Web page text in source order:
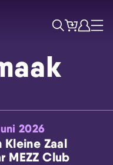
ZoekTicketsAccount
Menu
2026
Kleine Zaal
MEZZ Club